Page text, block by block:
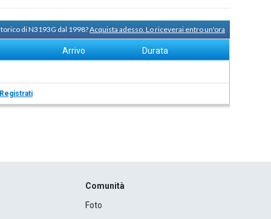
di N3193G dal 1998?Acquista adesso. Lo riceverai entro un'ora
Arrivo Durata
Comunità
Foto